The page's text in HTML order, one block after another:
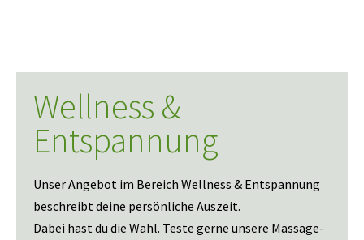
Wellness &
Entspannung
Unser Angebot im Bereich Wellness & Entspannung
beschreibt deine persönliche Auszeit.
Dabei hast du die Wahl. Teste gerne unsere Massage-